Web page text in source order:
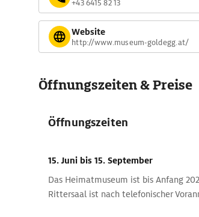
+43 6415 82 13
Website
http://www.museum-goldegg.at/
Öffnungszeiten & Preise
Öffnungszeiten
15. Juni bis 15. September
Das Heimatmuseum ist bis Anfang
Rittersaal ist nach telefonischer